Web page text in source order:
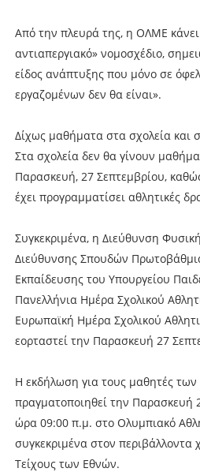
Από την πλευρά της, η ΟΛΜΕ κάνει
αντιαπεργιακό» νομοσχέδιο,
είδος ανάπτυξης που μόνο σε
εργαζομένων δεν θα είναι».
Δίχως μαθήματα στα σχολεία και
Στα σχολεία δεν θα γίνουν
Παρασκευή, 27 Σεπτεμβρίου,
έχει προγραμματίσει αθλητικές
Συγκεκριμένα, η Διεύθυνση
Διεύθυνσης Σπουδών
Εκπαίδευσης του Υπουργείου
Πανελλήνια Ημέρα Σχολικού
Ευρωπαϊκή Ημέρα Σχολικού
εορταστεί την Παρασκευή 27
Η εκδήλωση για τους μαθητές
πραγματοποιηθεί την Παρασκευή
ώρα 09:00 π.μ. στο Ολυμπιακό
συγκεκριμένα στον περιβάλλοντα
Τείχους των Εθνών.